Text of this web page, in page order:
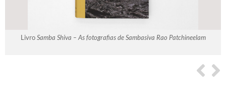
LivroSamba Shiva – As fotografias de Sambasiva Rao Patchineelam